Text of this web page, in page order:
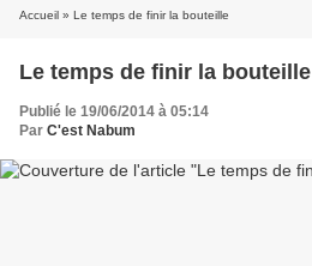
Accueil » Le temps de finir la bouteille
Le temps de finir la bouteille
Publié le 19/06/2014 à 05:14
Par C'est Nabum